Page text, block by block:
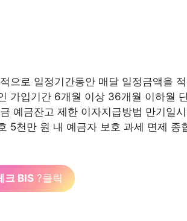
으로 일정기간동안 매달 일정금액을
가입기간 6개월 이상 36개월 이하월
예금잔고 제한 이자지급방법 만기일
5천만 원 내 예금자 보호 과세 면제 종
크 BIS ?클릭